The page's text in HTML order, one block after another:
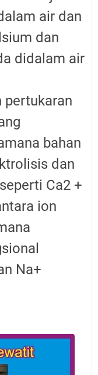
air dan
dan
didalam air
pertukaran
bahan
dan
Ca2 +
ion
Na+